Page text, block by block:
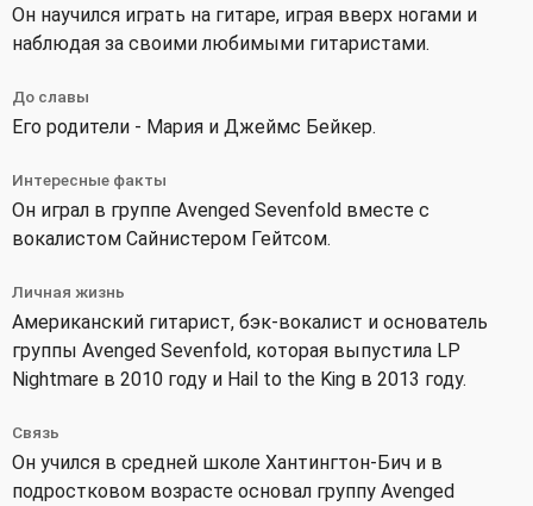
Он научился играть на гитаре, играя вверх ногами и
наблюдая за своими любимыми гитаристами.
До славы
Его родители - Мария и Джеймс Бейкер.
Интересные факты
Он играл в группе Avenged Sevenfold вместе с
вокалистом Сайнистером Гейтсом.
Личная жизнь
Американский гитарист, бэк-вокалист и основатель
группы Avenged Sevenfold, которая выпустила LP
Nightmare в 2010 году и Hail to the King в 2013 году.
Связь
Он учился в средней школе Хантингтон-Бич и в
подростковом возрасте основал группу Avenged